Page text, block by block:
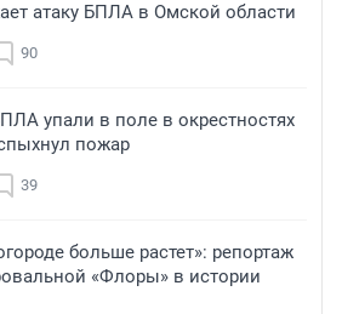
атаку БПЛА в Омской области
90
упали в поле в окрестностях
пожар
39
больше растет»: репортаж
«Флоры» в истории